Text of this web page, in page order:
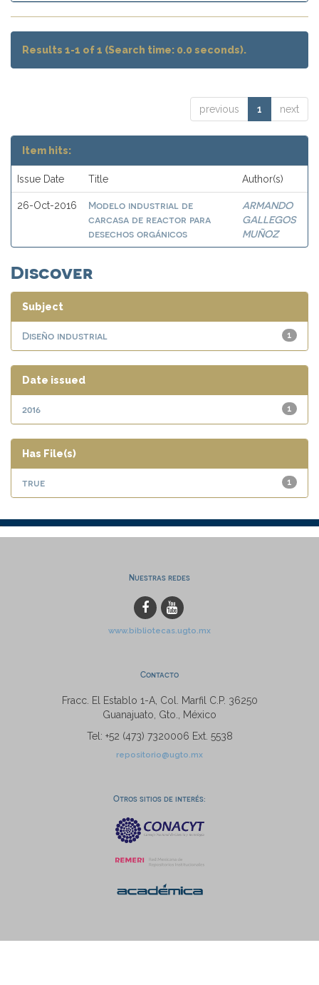
Results 1-1 of 1 (Search time: 0.0 seconds).
previous 1 next
Item hits:
Issue Date Title Author(s)
26-Oct-2016
Modelo industrial de
carcasa de reactor para
desechos orgánicos
ARMANDO
GALLEGOS
MUÑOZ
Discover
Subject
1
Diseño industrial
Date issued
1
2016
Has File(s)
1
true
Nuestras redes
www.bibliotecas.ugto.mx
Contacto
Fracc. El Establo 1-A, Col. Marfil C.P. 36250
Guanajuato, Gto., México
Tel: +52 (473) 7320006 Ext. 5538
repositorio@ugto.mx
Otros sitios de interés: